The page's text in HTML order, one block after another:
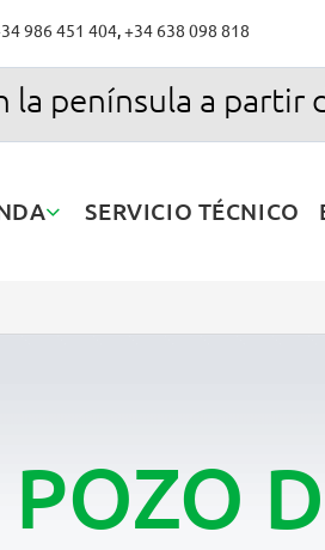
986 451 404,+34 638 098 818
la península a partir
SERVICIO TÉCNICO